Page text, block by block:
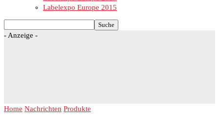
Labelexpo Europe 2015
- Anzeige -
Home Nachrichten Produkte